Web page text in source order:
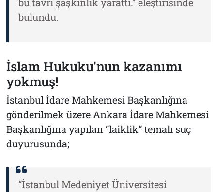
bulundu.
İslam Hukuku'nun kazanımı
yokmuş!
İstanbul İdare Mahkemesi Başkanlığına
gönderilmek üzere Ankara İdare Mahkemesi
Başkanlığına yapılan “laiklik” temalı suç
duyurusunda;
“İstanbul Medeniyet Üniversitesi